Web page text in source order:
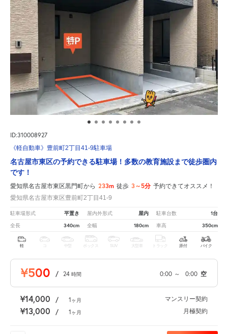
ID:310008927
《軽自動車》豊前町2丁目41-9駐車場
名古屋市東区の予約できる駐車場！多数の教育施設まで徒歩圏内
です！
愛知県名古屋市東区黒門町から 233m 徒歩 3～5分 予約できてオススメ！
愛知県名古屋市東区豊前町2丁目41-9
駐車場形式 平置き 屋内外形式 屋内 駐車台数 1台
全長 340cm 全幅 180cm 車高 350cm
軽 中型 ボックス SUV 大型車 トラック 原付 バイク
¥500 / 24 時間 0:00 ～ 0:00 空
¥14,000 / 1ヶ月 マンスリー契約
¥13,000 / 1ヶ月 月極契約